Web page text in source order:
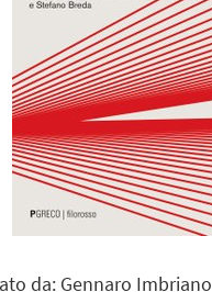
da: Gennaro Imbriano